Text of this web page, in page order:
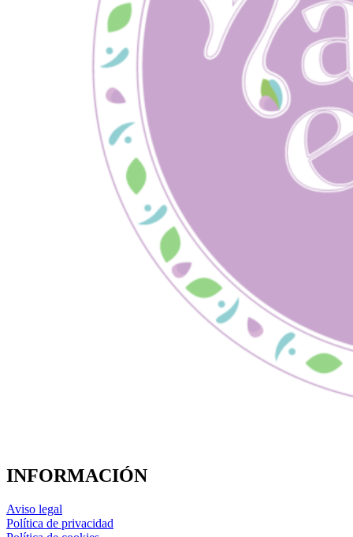
INFORMACIÓN
Aviso legal
Política de privacidad